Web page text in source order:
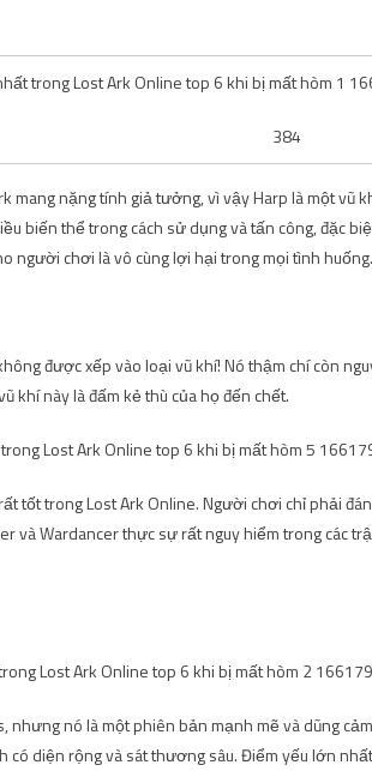
384
mang nặng tính giả tưởng, vì vậy Harp là một
biến thể trong cách sử dụng và tấn công, đặc
người chơi là vô cùng lợi hại trong mọi tình
được xếp vào loại vũ khí! Nó thậm chí còn
khí này là đấm kẻ thù của họ đến chết.
tốt trong Lost Ark Online. Người chơi chỉ phải
và Wardancer thực sự rất nguy hiểm trong các
nhưng nó là một phiên bản mạnh mẽ và dũng
có diện rộng và sát thương sâu. Điểm yếu lớn